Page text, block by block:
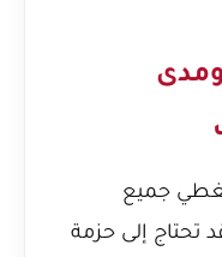
جميع
تحتاج إلى حزمة